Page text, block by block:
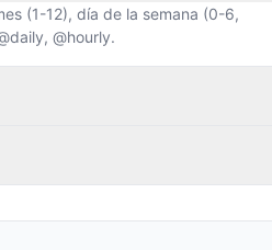
(1-12), día de la semana (0-6,
@hourly.